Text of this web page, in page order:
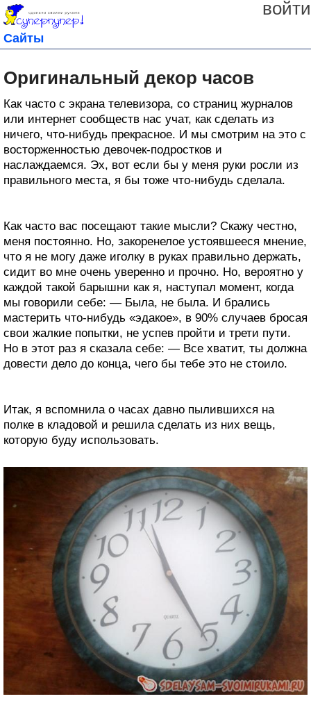
войти
Сайты
Оригинальный декор часов
Как часто с экрана телевизора, со страниц журналов
или интернет сообществ нас учат, как сделать из
ничего, что-нибудь прекрасное. И мы смотрим на это с
восторженностью девочек-подростков и
наслаждаемся. Эх, вот если бы у меня руки росли из
правильного места, я бы тоже что-нибудь сделала.
Как часто вас посещают такие мысли? Скажу честно,
меня постоянно. Но, закоренелое устоявшееся мнение,
что я не могу даже иголку в руках правильно держать,
сидит во мне очень уверенно и прочно. Но, вероятно у
каждой такой барышни как я, наступал момент, когда
мы говорили себе: — Была, не была. И брались
мастерить что-нибудь «эдакое», в 90% случаев бросая
свои жалкие попытки, не успев пройти и трети пути.
Но в этот раз я сказала себе: — Все хватит, ты должна
довести дело до конца, чего бы тебе это не стоило.
Итак, я вспомнила о часах давно пылившихся на
полке в кладовой и решила сделать из них вещь,
которую буду использовать.